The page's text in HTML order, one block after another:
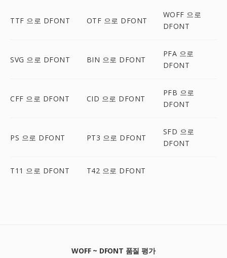
TTF 으로 DFONT OTF 으로 DFONT
WOFF 으로
DFONT
SVG 으로 DFONT BIN 으로 DFONT
PFA 으로
DFONT
CFF 으로 DFONT CID 으로 DFONT
PFB 으로
DFONT
PS 으로 DFONT PT3 으로 DFONT
SFD 으로
DFONT
T11 으로 DFONT T42 으로 DFONT
WOFF ~ DFONT 품질 평가